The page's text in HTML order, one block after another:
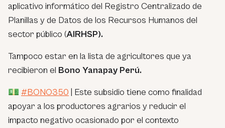
aplicativo informático del Registro Centralizado de
Planillas y de Datos de los Recursos Humanos del
sector público (AIRHSP).
Tampoco estar en la lista de agricultores que ya
recibieron el Bono Yanapay Perú.
💵 #BONO350 | Este subsidio tiene como finalidad
apoyar a los productores agrarios y reducir el
impacto negativo ocasionado por el contexto